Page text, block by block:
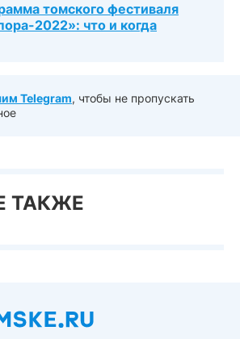
томского фестиваля
2022»: что и когда
Telegram, чтобы не пропускать
ТАКЖЕ